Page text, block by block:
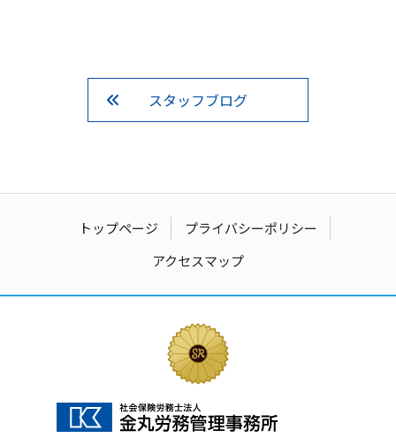
スタッフブログ
トップページ
プライバシーポリシー
アクセスマップ